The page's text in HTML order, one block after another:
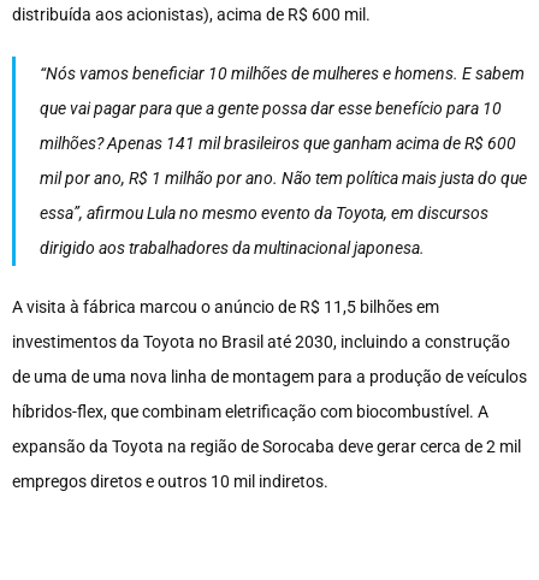
distribuída aos acionistas), acima de R$ 600 mil.
“Nós vamos beneficiar 10 milhões de mulheres e homens. E sabem
que vai pagar para que a gente possa dar esse benefício para 10
milhões? Apenas 141 mil brasileiros que ganham acima de R$ 600
mil por ano, R$ 1 milhão por ano. Não tem política mais justa do que
essa”, afirmou Lula no mesmo evento da Toyota, em discursos
dirigido aos trabalhadores da multinacional japonesa.
A visita à fábrica marcou o anúncio de R$ 11,5 bilhões em
investimentos da Toyota no Brasil até 2030, incluindo a construção
de uma de uma nova linha de montagem para a produção de veículos
híbridos-flex, que combinam eletrificação com biocombustível. A
expansão da Toyota na região de Sorocaba deve gerar cerca de 2 mil
empregos diretos e outros 10 mil indiretos.